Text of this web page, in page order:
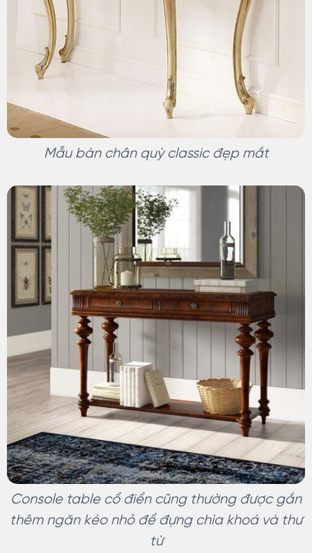
Mẫu bàn chân quỳ classic đẹp mắt
Console table cổ điển cũng thường được gắn
thêm ngăn kéo nhỏ để đựng chìa khoá và thư
từ